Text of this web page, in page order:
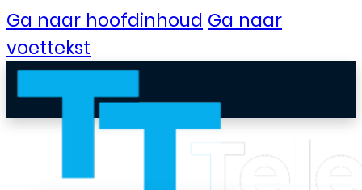
Ga naar hoofdinhoud Ga naar
voettekst